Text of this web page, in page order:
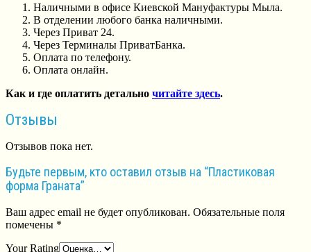
Наличными в офисе Киевской Мануфактуры Мыла.
В отделении любого банка наличными.
Через Приват 24.
Через Терминалы ПриватБанка.
Оплата по телефону.
Оплата онлайн.
Как и где оплатить детально читайте здесь.
Отзывы
Отзывов пока нет.
Будьте первым, кто оставил отзыв на “Пластиковая
форма Граната”
Ваш адрес email не будет опубликован. Обязательные поля
помечены *
Your Rating